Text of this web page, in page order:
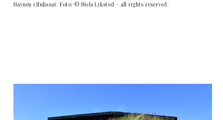
Havnen i Ilulissat. Foto: © Niels Lyksted – all rights reserved.